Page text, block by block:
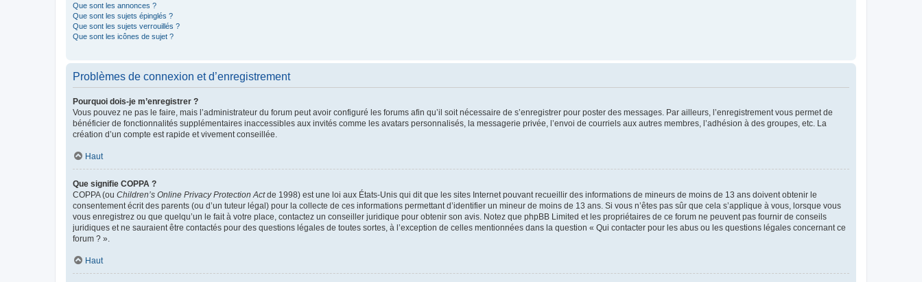
Que sont les annonces ?
Que sont les sujets épinglés ?
Que sont les sujets verrouillés ?
Que sont les icônes de sujet ?
Problèmes de connexion et d’enregistrement
Pourquoi dois-je m’enregistrer ?
Vous pouvez ne pas le faire, mais l’administrateur du forum peut avoir configuré les forums afin qu’il soit nécessaire de s’enregistrer pour poster des messages. Par ailleurs, l’enregistrement vous permet de
bénéficier de fonctionnalités supplémentaires inaccessibles aux invités comme les avatars personnalisés, la messagerie privée, l’envoi de courriels aux autres membres, l’adhésion à des groupes, etc. La
création d’un compte est rapide et vivement conseillée.
Haut
Que signifie COPPA ?
COPPA (ou Children’s Online Privacy Protection Actde 1998) est une loi aux États-Unis qui dit que les sites Internet pouvant recueillir des informations de mineurs de moins de 13 ans doivent obtenir le
consentement écrit des parents (ou d’un tuteur légal) pour la collecte de ces informations permettant d’identifier un mineur de moins de 13 ans. Si vous n’êtes pas sûr que cela s’applique à vous, lorsque vous
vous enregistrez ou que quelqu’un le fait à votre place, contactez un conseiller juridique pour obtenir son avis. Notez que phpBB Limited et les propriétaires de ce forum ne peuvent pas fournir de conseils
juridiques et ne sauraient être contactés pour des questions légales de toutes sortes, à l’exception de celles mentionnées dans la question « Qui contacter pour les abus ou les questions légales concernant ce
forum ? ».
Haut